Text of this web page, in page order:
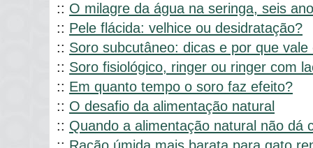
:: O milagre da água na seringa, seis
:: Pele flácida: velhice ou desidratação?
:: Soro subcutâneo: dicas e por que vale
:: Soro fisiológico, ringer ou ringer com
:: Em quanto tempo o soro faz efeito?
:: O desafio da alimentação natural
:: Quando a alimentação natural não dá